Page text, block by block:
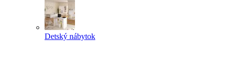
Detský nábytok